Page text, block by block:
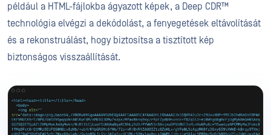
például a HTML-fájlokba ágyazott képek, a Deep CDR™
technológia elvégzi a dekódolást, a fenyegetések eltávolítását
és a rekonstruálást, hogy biztosítsa a tisztított kép
biztonságos visszaállítását.